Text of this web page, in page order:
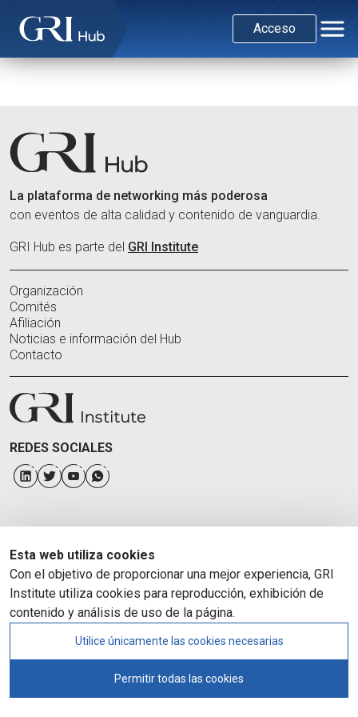
Acceso
La plataforma de networking más poderosa
con eventos de alta calidad y contenido de vanguardia.
GRI Hub es parte del GRI Institute
Organización
Comités
Afiliación
Noticias e información del Hub
Contacto
REDES SOCIALES
Esta web utiliza cookies
Con el objetivo de proporcionar una mejor experiencia, GRI
Institute utiliza cookies para reproducción, exhibición de
contenido y análisis de uso de la página.
Utilice únicamente las cookies necesarias
Permitir todas las cookies